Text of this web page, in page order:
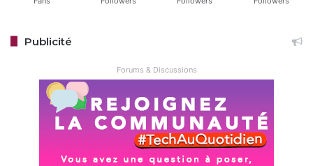
Publicité
Forums & Discussions